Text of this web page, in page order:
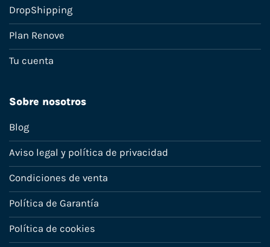
DropShipping
Plan Renove
Tu cuenta
Sobre nosotros
Blog
Aviso legal y política de privacidad
Condiciones de venta
Política de Garantía
Política de cookies